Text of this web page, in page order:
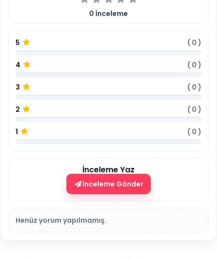
0 İnceleme
5 ( 0 )
4 ( 0 )
3 ( 0 )
2 ( 0 )
1 ( 0 )
İnceleme Yaz
İnceleme Gönder
Henüz yorum yapılmamış.